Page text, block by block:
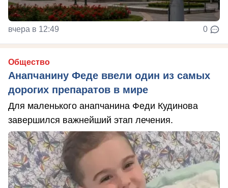
вчера в 12:49 0
Общество
Анапчанину Феде ввели один из самых
дорогих препаратов в мире
Для маленького анапчанина Феди Кудинова
завершился важнейший этап лечения.